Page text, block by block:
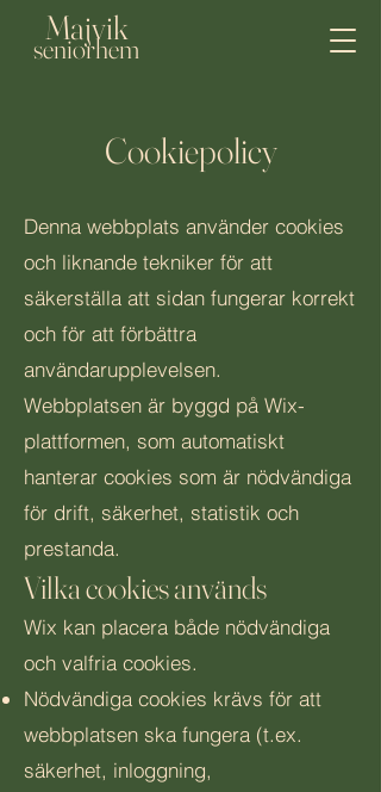
Majvik
seniorhem
Cookiepolicy
Denna webbplats använder cookies
och liknande tekniker för att
säkerställa att sidan fungerar korrekt
och för att förbättra
användarupplevelsen.
Webbplatsen är byggd på Wix-
plattformen, som automatiskt
hanterar cookies som är nödvändiga
för drift, säkerhet, statistik och
prestanda.
Vilka cookies används
Wix kan placera både nödvändiga
och valfria cookies.
Nödvändiga cookies krävs för att
webbplatsen ska fungera (t.ex.
säkerhet, inloggning,